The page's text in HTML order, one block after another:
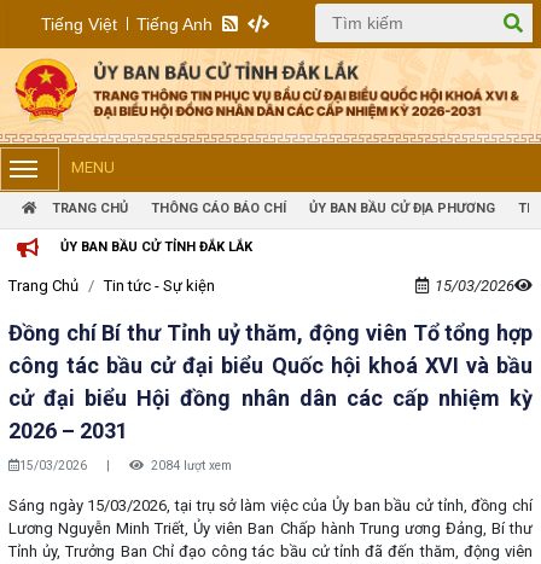
Tiếng Việt Tiếng Anh
MENU
TRANG CHỦ THÔNG CÁO BÁO CHÍ ỦY BAN BẦU CỬ ĐỊA PHƯƠNG
ỦY BAN BẦU CỬ TỈNH ĐẮK LẮK
Trang Chủ Tin tức - Sự kiện 15/03/2026
Đồng chí Bí thư Tỉnh uỷ thăm, động viên Tổ tổng hợp
công tác bầu cử đại biểu Quốc hội khoá XVI và bầu
cử đại biểu Hội đồng nhân dân các cấp nhiệm kỳ
2026 – 2031
15/03/2026 2084 lượt xem
Sáng ngày 15/03/2026, tại trụ sở làm việc của Ủy ban bầu cử tỉnh, đồng chí
Lương Nguyễn Minh Triết, Ủy viên Ban Chấp hành Trung ương Đảng, Bí thư
Tỉnh ủy, Trưởng Ban Chỉ đạo công tác bầu cử tỉnh đã đến thăm, động viên